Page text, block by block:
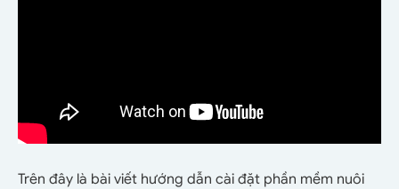
Trên đây là bài viết hướng dẫn cài đặt phần mềm nuôi